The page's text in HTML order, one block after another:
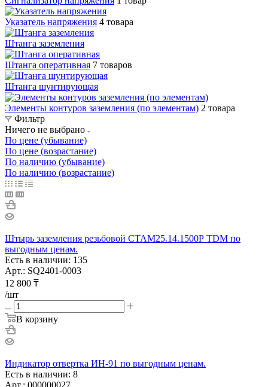
Указатель напряжения 4 товара
Штанга заземления
Штанга оперативная 7 товаров
Штанга шунтирующая
Элементы контуров заземления (по элементам) 2 товара
Фильтр
Ничего не выбрано
По цене (убывание)
По цене (возрастание)
По наличию (убывание)
По наличию (возрастание)
Штырь заземления резьбовой СТАМ25.14.1500Р TDM по
выгодным ценам.
Есть в наличии: 135
Арт.: SQ2401-0003
12 800 ₸
/шт
В корзину
Индикатор отвертка ИН-91 по выгодным ценам.
Есть в наличии: 8
Арт.: 000000027